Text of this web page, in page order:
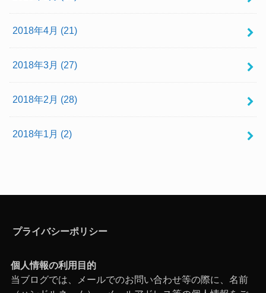
2018年4月 (21)
2018年3月 (27)
2018年2月 (28)
2018年1月 (2)
プライバシーポリシー
個人情報の利用目的
当ブログでは、メールでのお問い合わせ等の際に、名前